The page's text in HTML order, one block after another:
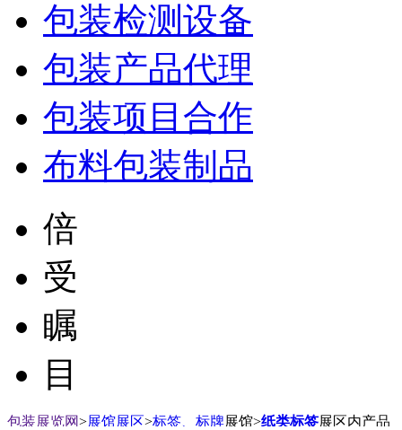
包装检测设备
包装产品代理
包装项目合作
布料包装制品
倍
受
瞩
目
包装展览网>展馆展区>标签、标牌展馆>纸类标签展区内产品